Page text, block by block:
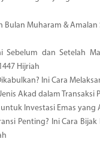
Bulan Muharam & Amalan
Sebelum dan Setelah
Hijriah
Ini Cara
Akad dalam Transaksi
Investasi Emas yang
Penting? Ini Cara